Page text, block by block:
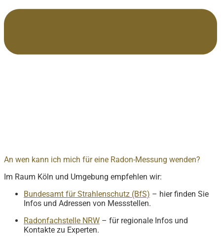
An wen kann ich mich für eine Radon-Messung wenden?
Im Raum Köln und Umgebung empfehlen wir:
Bundesamt für Strahlenschutz (BfS) – hier finden Sie
Infos und Adressen von Messstellen.
Radonfachstelle NRW – für regionale Infos und
Kontakte zu Experten.